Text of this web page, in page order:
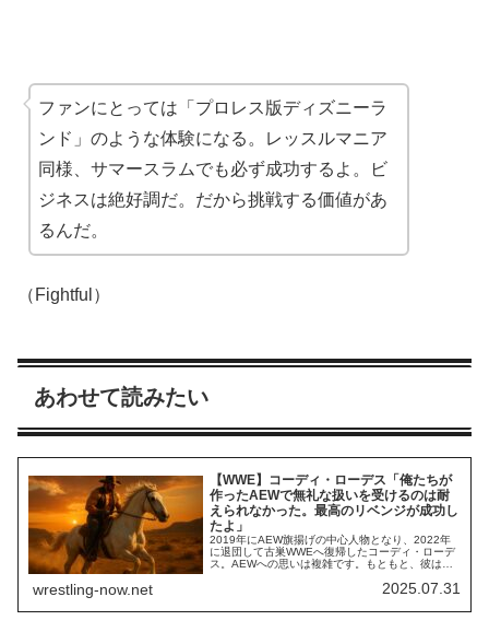
ファンにとっては「プロレス版ディズニーラ
ンド」のような体験になる。レッスルマニア
同様、サマースラムでも必ず成功するよ。ビ
ジネスは絶好調だ。だから挑戦する価値があ
るんだ。
（Fightful）
あわせて読みたい
【WWE】コーディ・ローデス「俺たちが
作ったAEWで無礼な扱いを受けるのは耐
えられなかった。最高のリベンジが成功し
たよ」
2019年にAEW旗揚げの中心人物となり、2022年
に退団して古巣WWEへ復帰したコーディ・ローデ
ス。AEWへの思いは複雑です。もともと、彼は
んでした。ファンから頻繁にブーイングされるよ
れることがあります。また、同じ他設立の中心人
wrestling-now.net 2025.07.31